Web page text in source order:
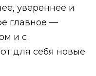
увереннее и
главное —
и с
для себя новые